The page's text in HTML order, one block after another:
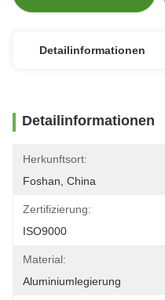
Detailinformationen
Detailinformationen
Herkunftsort:
Foshan, China
Zertifizierung:
ISO9000
Material:
Aluminiumlegierung